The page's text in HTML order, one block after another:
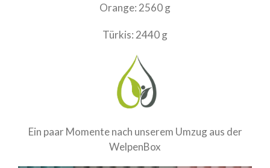
Orange: 2560 g
Türkis: 2440 g
Ein paar Momente nach unserem Umzug aus der
WelpenBox